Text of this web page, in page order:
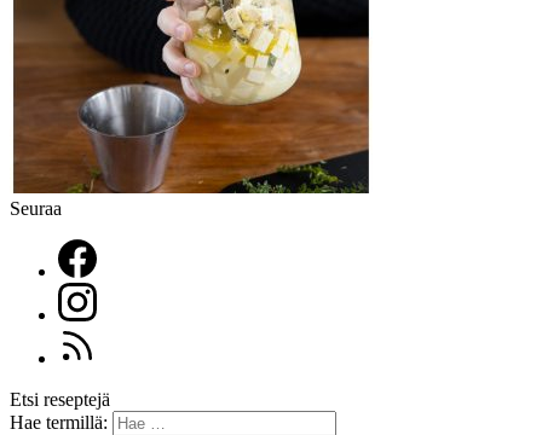
Seuraa
Etsi reseptejä
Hae termillä: